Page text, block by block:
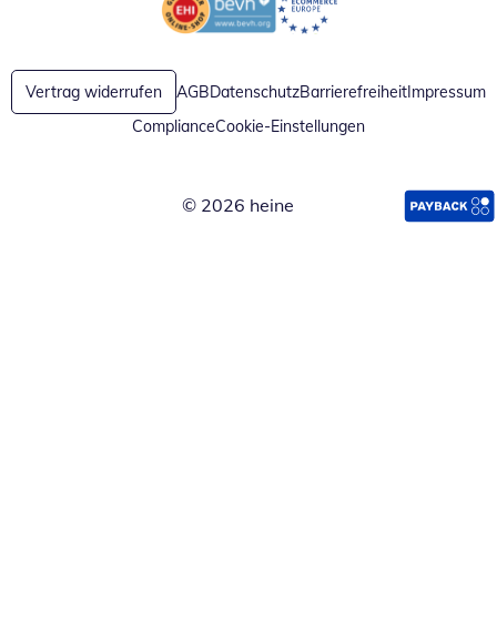
Öffnet in neuem FensterÖffnet in neuem Fenster
Vertrag widerrufen AGBDatenschutzBarrierefreiheitImpressum
ComplianceCookie-Einstellungen
© 2026 heine